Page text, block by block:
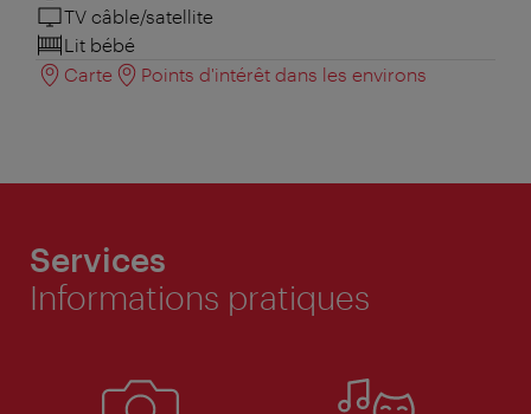
TV câble/satellite
Lit bébé
Carte
Points d'intérêt dans les environs
Services
Informations pratiques